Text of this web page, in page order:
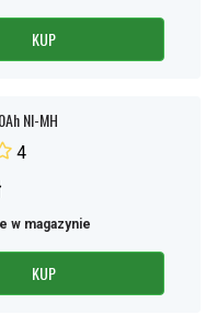
KUP
NI-MH
4
w magazynie
KUP